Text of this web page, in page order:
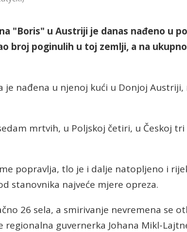
"Boris" u Austriji je danas nađeno u
broj poginulih u toj zemlji, a na
je nađena u njenoj kući u Donjoj Austriji,
mrtvih, u Poljskoj četiri, u Českoj tri
popravlja, tlo je i dalje natopljeno i
stanovnika najveće mjere opreza.
26 sela, a smirivanje nevremena se
guvernerka Johana Mikl-